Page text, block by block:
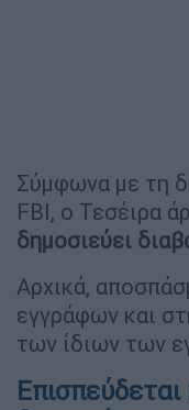
Σύμφωνα με τη
FBI, ο Τεσέιρα
δημοσιεύει
Αρχικά,
εγγράφων και
των ίδιων των